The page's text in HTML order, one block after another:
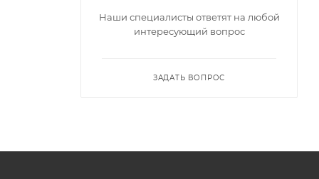
Наши специалисты ответят на любой
интересующий вопрос
ЗАДАТЬ ВОПРОС